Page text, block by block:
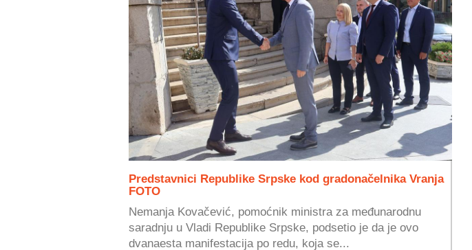
Predstavnici Republike Srpske kod gradonačelnika Vranja
FOTO
Nemanja Kovačević, pomoćnik ministra za međunarodnu
saradnju u Vladi Republike Srpske, podsetio je da je ovo
dvanaesta manifestacija po redu, koja se...